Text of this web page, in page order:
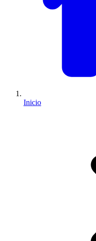
Inicio